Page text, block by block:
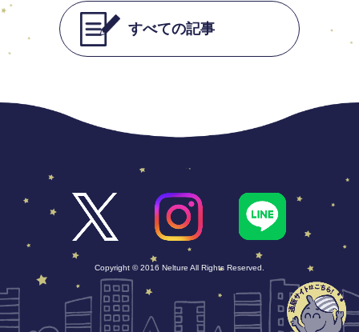
すべての記事
Copyright © 2016 Nelture All Rights Reserved.